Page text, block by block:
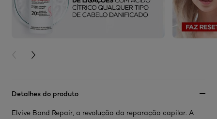
PREVIOUS CARD
NEXT CARD
Detalhes do produto
Elvive Bond Repair, a revolução da reparação capilar. A